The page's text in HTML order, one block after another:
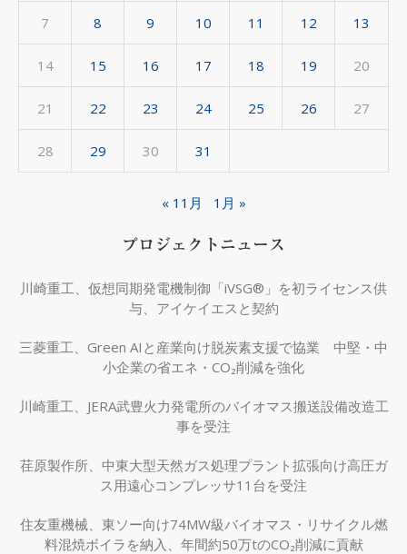
7 8 9 10 11 12 13
14 15 16 17 18 19 20
21 22 23 24 25 26 27
28 29 30 31
« 11月 1月 »
プロジェクトニュース
川崎重工、仮想同期発電機制御「iVSG®」を初ライセンス供
与、アイケイエスと契約
三菱重工、Green AIと産業向け脱炭素支援で協業 中堅・中
小企業の省エネ・CO₂削減を強化
川崎重工、JERA武豊火力発電所のバイオマス搬送設備改造工
事を受注
荏原製作所、中東大型天然ガス処理プラント拡張向け高圧ガ
ス用遠心コンプレッサ11台を受注
住友重機械、東ソー向け74MW級バイオマス・リサイクル燃
料混焼ボイラを納入、年間約50万tのCO₂削減に貢献